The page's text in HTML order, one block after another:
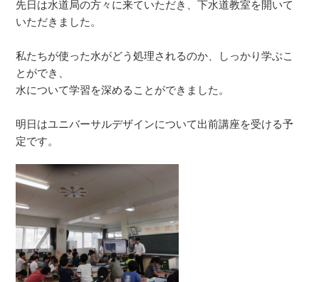
先日は水道局の方々に来ていただき、下水道教室を開いて
いただきました。
私たちが使った水がどう処理されるのか、しっかり学ぶこ
とができ、
水について学習を深めることができました。
明日はユニバーサルデザインについて出前講座を受ける予
定です。